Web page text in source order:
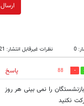
ارسال
0 نظرات غیرقابل انتشار: 21
88
پاسخ
را نمی بینی هر روز
نکنید